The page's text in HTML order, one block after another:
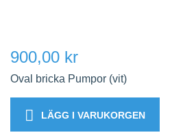
900,00 kr
Oval bricka Pumpor (vit)
LÄGG I VARUKORGEN